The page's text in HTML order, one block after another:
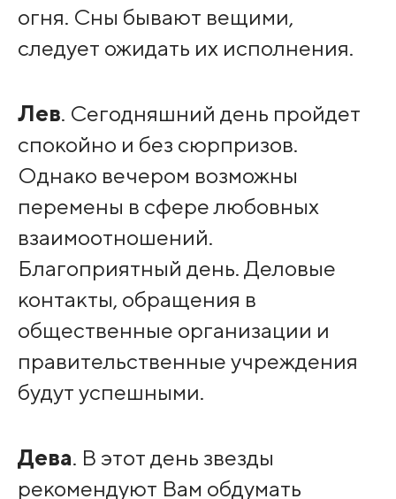
огня. Сны бывают вещими,
следует ожидать их исполнения.
Лев. Сегодняшний день пройдет
спокойно и без сюрпризов.
Однако вечером возможны
перемены в сфере любовных
взаимоотношений.
Благоприятный день. Деловые
контакты, обращения в
общественные организации и
правительственные учреждения
будут успешными.
Дева. В этот день звезды
рекомендуют Вам обдумать